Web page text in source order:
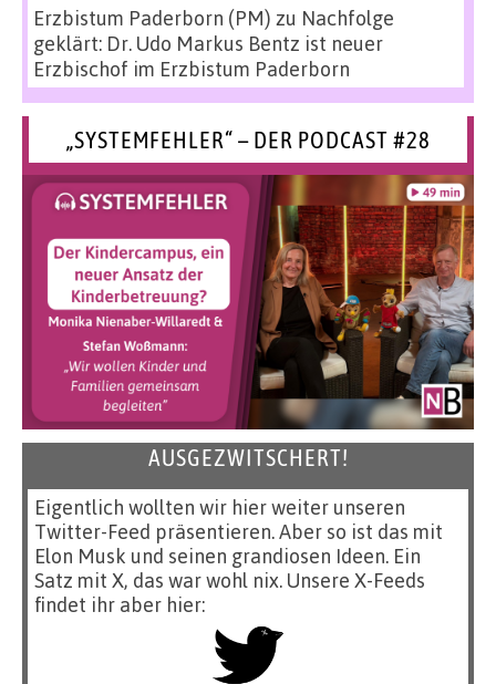
Erzbistum Paderborn (PM) zu Nachfolge
geklärt: Dr. Udo Markus Bentz ist neuer
Erzbischof im Erzbistum Paderborn
„SYSTEMFEHLER“ – DER PODCAST #28
AUSGEZWITSCHERT!
Eigentlich wollten wir hier weiter unseren
Twitter-Feed präsentieren. Aber so ist das mit
Elon Musk und seinen grandiosen Ideen. Ein
Satz mit X, das war wohl nix. Unsere X-Feeds
findet ihr aber hier: